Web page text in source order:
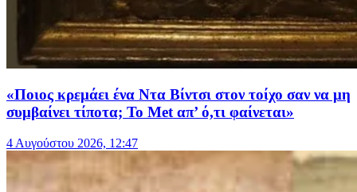
«Ποιος κρεμάει ένα Ντα Βίντσι στον τοίχο σαν να μη
συμβαίνει τίποτα; Το Met απ’ ό,τι φαίνεται»
4 Αυγούστου 2026, 12:47